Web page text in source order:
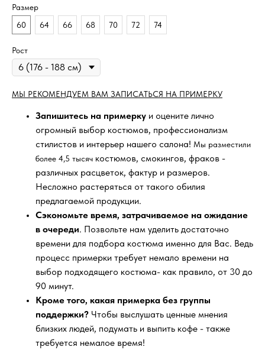
Размер
60
64 66 68 70 72 74
Рост
МЫ РЕКОМЕНДУЕМ ВАМ ЗАПИСАТЬСЯ НА ПРИМЕРКУ
Запишитесь на примерку и оцените лично
огромный выбор костюмов, профессионализм
стилистов и интерьер нашего салона! Мы разместили
более 4,5 тысяч костюмов, смокингов, фраков -
различных расцветок, фактур и размеров.
Несложно растеряться от такого обилия
предлагаемой продукции.
Сэкономьте время, затрачиваемое на ожидание
в очереди. Позвольте нам уделить достаточно
времени для подбора костюма именно для Вас. Ведь
процесс примерки требует немало времени на
выбор подходящего костюма- как правило, от 30 до
90 минут.
Кроме того, какая примерка без группы
поддержки? Чтобы выслушать ценные мнения
близких людей, подумать и выпить кофе - также
требуется немалое время!